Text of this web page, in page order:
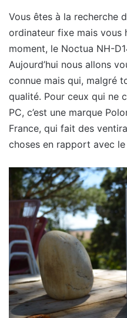
Vous êtes à la recherche
ordinateur fixe mais vous
moment, le Noctua NH-
Aujourd’hui nous allons
connue mais qui, malgré
qualité. Pour ceux qui ne
PC, c’est une marque
France, qui fait des
choses en rapport avec